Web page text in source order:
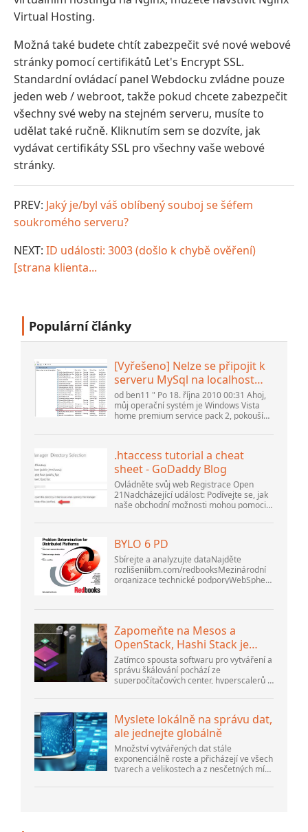
Virtual Hosting.
Možná také budete chtít zabezpečit své nové webové
stránky pomocí certifikátů Let's Encrypt SSL.
Standardní ovládací panel Webdocku zvládne pouze
jeden web / webroot, takže pokud chcete zabezpečit
všechny své weby na stejném serveru, musíte to
udělat také ručně. Kliknutím sem se dozvíte, jak
vydávat certifikáty SSL pro všechny vaše webové
stránky.
PREV: Jaký je/byl váš oblíbený souboj se šéfem
soukromého serveru?
NEXT: ID události: 3003 (došlo k chybě ověření)
[strana klienta...
Populární články
[Vyřešeno] Nelze se připojit k
serveru MySql na localhost
(10061) (Zobrazit téma) *
Fórum komunity Apache
OpenOffice
od ben11 " Po 18. října 2010 00:31 Ahoj,
můj operační systém je Windows Vista
home premium service pack 2, pokouším
verze 5.1. Spustil jsem databázi
.htaccess tutorial a cheat
sheet - GoDaddy Blog
Ovládněte svůj web Registrace Open
21Nadcházející událost: Podívejte se, jak
naše obchodní možnosti mohou pomoci
prostředí na GoDaddy Open 2021 dne 28.
BYLO 6 PD
Sbírejte a analyzujte dataNajděte
rozlišeníibm.com/redbooksMezinárodní
organizace technické podporyWebSphere
PlatformsListopad 2005 SG2...
Zapomeňte na Mesos a
OpenStack, Hashi Stack je
nová další platforma
Zatímco spousta softwaru pro vytváření a
správu škálování pochází ze
superpočítačových center, hyperscalerů a
existuje spousta inovací, které dělají lidé...
Myslete lokálně na správu dat,
ale jednejte globálně
Množství vytvářených dat stále
exponenciálně roste a přicházejí ve všech
tvarech a velikostech a z nesčetných míst.
nestrukturovaný a je to gen...